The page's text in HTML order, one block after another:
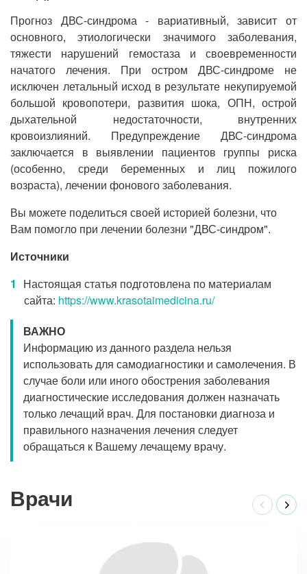
Прогноз ДВС-синдрома - вариативный, зависит от
основного, этиологически значимого заболевания,
тяжести нарушений гемостаза и своевременности
начатого лечения. При остром ДВС-синдроме не
исключен летальный исход в результате некупируемой
большой кровопотери, развития шока, ОПН, острой
дыхательной недостаточности, внутренних
кровоизлияний. Предупреждение ДВС-синдрома
заключается в выявлении пациентов группы риска
(особенно, среди беременных и лиц пожилого
возраста), лечении фонового заболевания.
Вы можете поделиться своей историей болезни, что
Вам помогло при лечении болезни "ДВС-синдром".
Источники
Настоящая статья подготовлена по материалам
сайта: https://www.krasotaimedicina.ru/
ВАЖНО
Информацию из данного раздела нельзя
использовать для самодиагностики и самолечения. В
случае боли или иного обострения заболевания
диагностические исследования должен назначать
только лечащий врач. Для постановки диагноза и
правильного назначения лечения следует
обращаться к Вашему лечащему врачу.
Врачи